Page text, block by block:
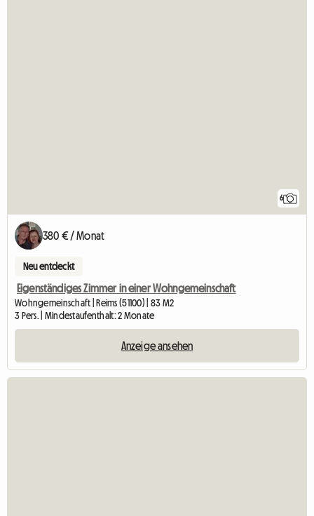
6
380 € / Monat
Neu entdeckt
Eigenständiges Zimmer in einer Wohngemeinschaft
Wohngemeinschaft | Reims (51100) | 83 M2
3 Pers. | Mindestaufenthalt: 2 Monate
Anzeige ansehen